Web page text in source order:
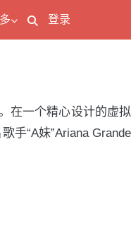
登录
在一个精心设计的虚拟
手“A妹”Ariana Grande